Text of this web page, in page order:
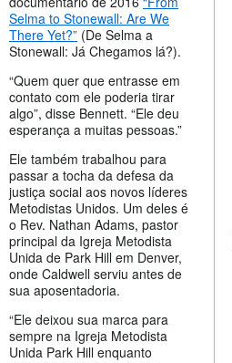
Selma to Stonewall: Are We
There Yet?” (De Selma a
Stonewall: Já Chegamos lá?).
“Quem quer que entrasse em
contato com ele poderia tirar
algo”, disse Bennett. “Ele deu
esperança a muitas pessoas.”
Ele também trabalhou para
passar a tocha da defesa da
justiça social aos novos líderes
Metodistas Unidos. Um deles é
o Rev. Nathan Adams, pastor
principal da Igreja Metodista
Unida de Park Hill em Denver,
onde Caldwell serviu antes de
sua aposentadoria.
“Ele deixou sua marca para
sempre na Igreja Metodista
Unida Park Hill enquanto